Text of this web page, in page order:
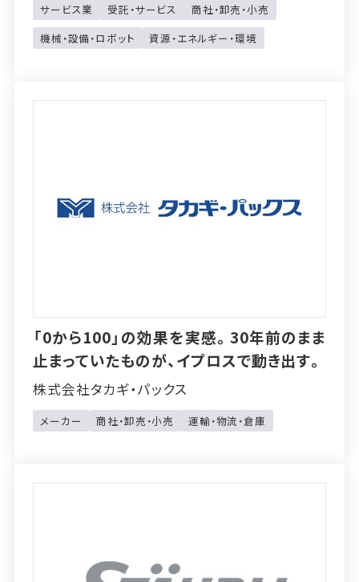
サービス業 受託・サービス
商社・卸売・小売
機械・設備・ロボット
資源・エネルギー・環境
「0から100」の効果を実感。30年前のまま
止まっていたものが、イプロスで動き出す。
株式会社タカギ・パックス
メーカー 商社・卸売・小売 運輸・物流・倉庫